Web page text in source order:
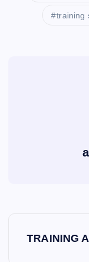
training
TRAINING